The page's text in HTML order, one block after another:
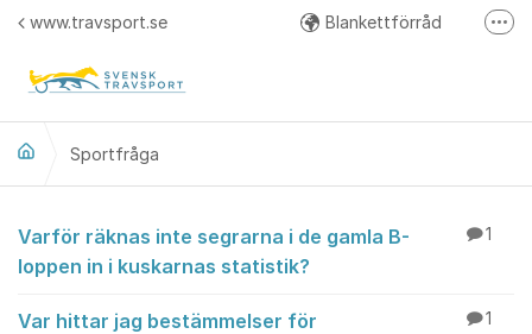
Hoppa till innehåll
www.travsport.se Blankettförråd
Sportfråga
Sportfråga
Varför räknas inte segrarna i de gamla B-
loppen in i kuskarnas statistik?
1
Var hittar jag bestämmelser för
1